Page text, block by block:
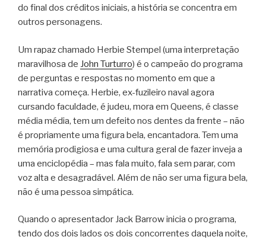
do final dos créditos iniciais, a história se concentra em
outros personagens.
Um rapaz chamado Herbie Stempel (uma interpretação
maravilhosa de John Turturro) é o campeão do programa
de perguntas e respostas no momento em que a
narrativa começa. Herbie, ex-fuzileiro naval agora
cursando faculdade, é judeu, mora em Queens, é classe
média média, tem um defeito nos dentes da frente – não
é propriamente uma figura bela, encantadora. Tem uma
memória prodigiosa e uma cultura geral de fazer inveja a
uma enciclopédia – mas fala muito, fala sem parar, com
voz alta e desagradável. Além de não ser uma figura bela,
não é uma pessoa simpática.
Quando o apresentador Jack Barrow inicia o programa,
tendo dos dois lados os dois concorrentes daquela noite,